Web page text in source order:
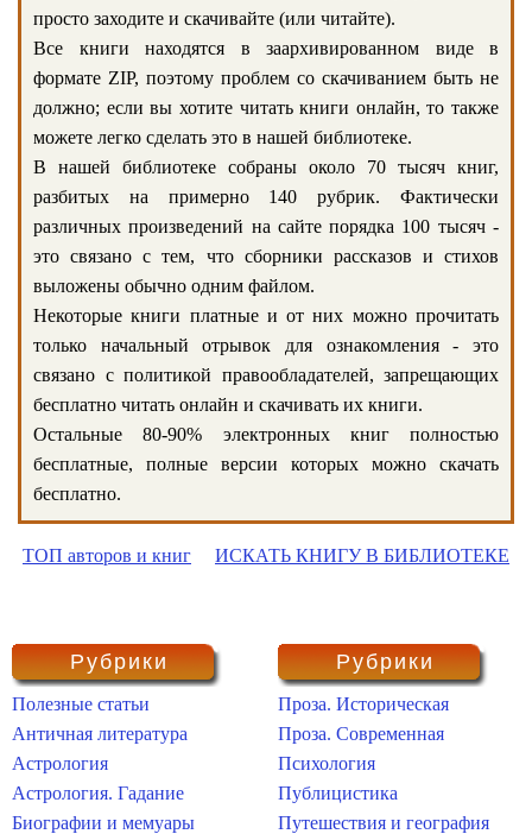
просто заходите и скачивайте (или читайте).
Все книги находятся в заархивированном виде в
формате ZIP, поэтому проблем со скачиванием быть не
должно; если вы хотите читать книги онлайн, то также
можете легко сделать это в нашей библиотеке.
В нашей библиотеке собраны около 70 тысяч книг,
разбитых на примерно 140 рубрик. Фактически
различных произведений на сайте порядка 100 тысяч -
это связано с тем, что сборники рассказов и стихов
выложены обычно одним файлом.
Некоторые книги платные и от них можно прочитать
только начальный отрывок для ознакомления - это
связано с политикой правообладателей, запрещающих
бесплатно читать онлайн и скачивать их книги.
Остальные 80-90% электронных книг полностью
бесплатные, полные версии которых можно скачать
бесплатно.
ТОП авторов и книг ИСКАТЬ КНИГУ В БИБЛИОТЕКЕ
Рубрики
Полезные статьи
Античная литература
Астрология
Астрология. Гадание
Биографии и мемуары
Рубрики
Проза. Историческая
Проза. Современная
Психология
Публицистика
Путешествия и география